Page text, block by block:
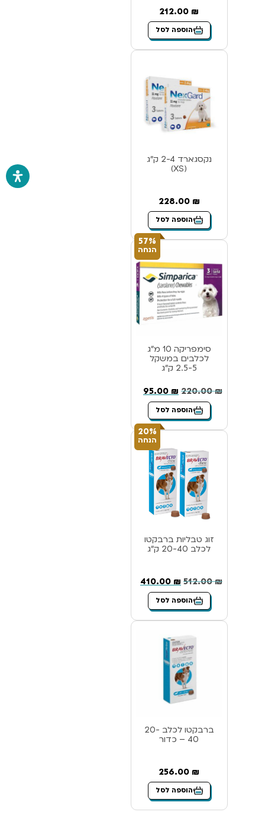
212.00 ₪
הוספה לסל
נקסגארד 2-4 ק”ג
(XS)
228.00 ₪
הוספה לסל
57%
הנחה
סימפריקה 10 מ”ג
לכלבים במשקל
2.5-5 ק”ג
220.00₪
95.00 ₪
הוספה לסל
20%
הנחה
זוג טבליות ברבקטו
לכלב 20-40 ק”ג
512.00₪
410.00 ₪
הוספה לסל
ברבקטו לכלב 20-
40 – כדור
256.00 ₪
הוספה לסל